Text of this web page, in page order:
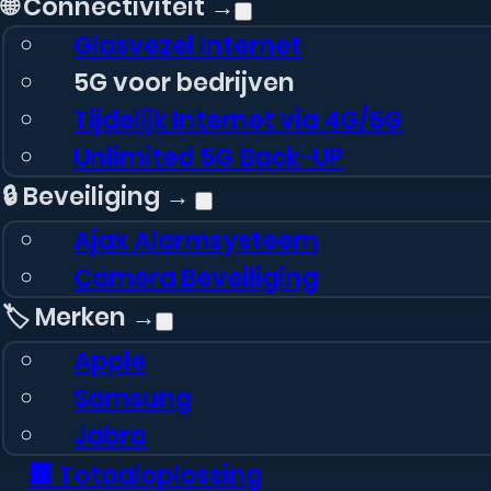
Glasvezel Internet
5G voor bedrijven
Tijdelijk Internet via 4G/5G
Unlimited 5G Back-UP
🔒 Beveiliging →
Ajax Alarmsysteem
Camera Beveiliging
🏷️ Merken →
Apple
Samsung
Jabra
🏢 Totaaloplossing